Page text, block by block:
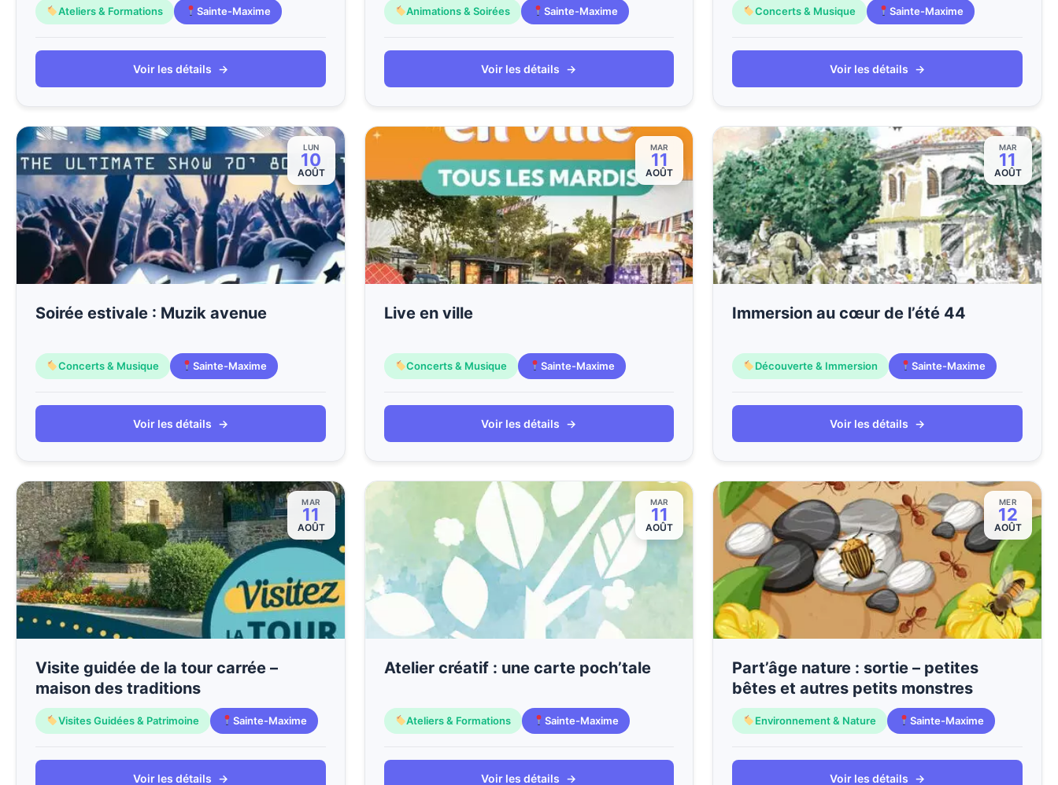
Ateliers & Formations Sainte-Maxime
Voir les détails →
Animations & Soirées Sainte-Maxime
Voir les détails →
Concerts & Musique Sainte-Maxime
Voir les détails →
LUN
10
AOÛT
Soirée estivale : Muzik avenue
Concerts & Musique Sainte-Maxime
Voir les détails →
MAR
11
AOÛT
Live en ville
Concerts & Musique Sainte-Maxime
Voir les détails →
MAR
11
AOÛT
Immersion au cœur de l’été 44
Découverte & Immersion Sainte-Maxime
Voir les détails →
MAR
11
AOÛT
Visite guidée de la tour carrée –
maison des traditions
Visites Guidées & Patrimoine Sainte-Maxime
Voir les détails →
MAR
11
AOÛT
Atelier créatif : une carte poch’tale
Ateliers & Formations Sainte-Maxime
Voir les détails →
MER
12
AOÛT
Part’âge nature : sortie – petites
bêtes et autres petits monstres
Environnement & Nature Sainte-Maxime
Voir les détails →